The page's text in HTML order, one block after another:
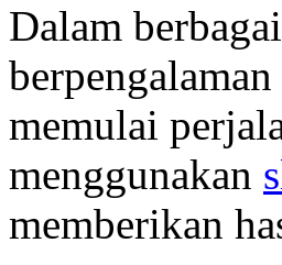
Dalam
memulai
menggunakan
memberikan